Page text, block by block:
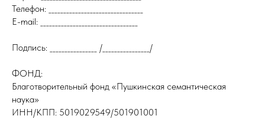
Телефон: ________________________________
E-mail: _________________________________
Подпись: ________________ /________________/
ФОНД:
Благотворительный фонд «Пушкинская семантическая
наука»
ИНН/КПП: 5019029549/501901001